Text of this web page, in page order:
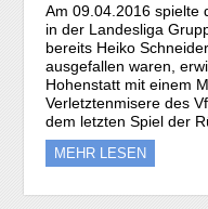
Am 09.04.2016 spielte
in der Landesliga
bereits Heiko
ausgefallen waren,
Hohenstatt mit einem
Verletztenmisere des
dem letzten Spiel der
MEHR LESEN